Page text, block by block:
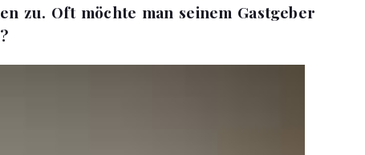
zu. Oft möchte man seinem Gastgeber